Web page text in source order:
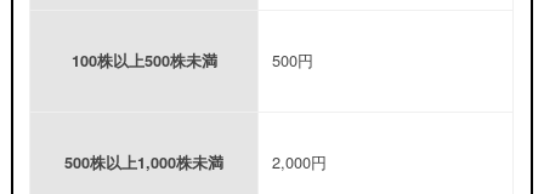
100株以上500株未満 500円
500株以上1,000株未満 2,000円